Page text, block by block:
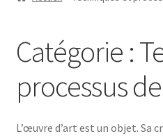
Sportives
Catégorie :
processus
L’œuvre d’art est un objet. Sa